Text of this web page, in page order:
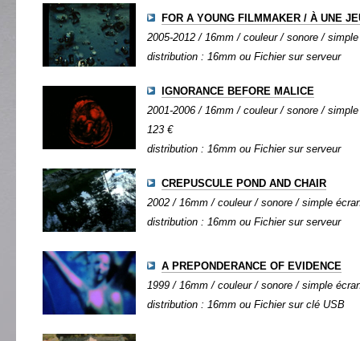
FOR A YOUNG FILMMAKER / À UNE
2005-2012 / 16mm / couleur / sonore /
distribution : 16mm ou Fichier sur serveur
IGNORANCE BEFORE MALICE
2001-2006 / 16mm / couleur / sonore /
123 €
distribution : 16mm ou Fichier sur serveur
CREPUSCULE POND AND CHAIR
2002 / 16mm / couleur / sonore / simple
distribution : 16mm ou Fichier sur serveur
A PREPONDERANCE OF EVIDENCE
1999 / 16mm / couleur / sonore / simple
distribution : 16mm ou Fichier sur clé USB